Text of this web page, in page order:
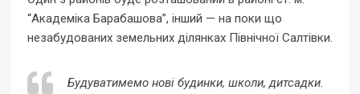
“Академіка Барабашова”, інший — на поки що
незабудованих земельних ділянках Північної Салтівки.
Будуватимемо нові будинки, школи, дитсадки.